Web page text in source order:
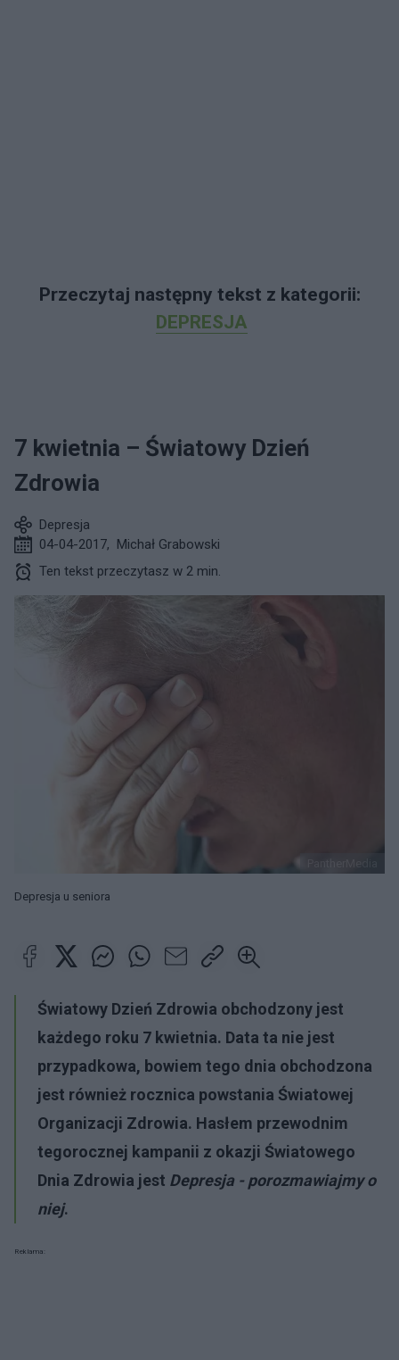
Przeczytaj następny tekst z kategorii:
DEPRESJA
7 kwietnia – Światowy Dzień
Zdrowia
Depresja
04-04-2017, Michał Grabowski
Ten tekst przeczytasz w 2 min.
PantherMedia
Depresja u seniora
Światowy Dzień Zdrowia obchodzony jest
każdego roku 7 kwietnia. Data ta nie jest
przypadkowa, bowiem tego dnia obchodzona
jest również rocznica powstania Światowej
Organizacji Zdrowia. Hasłem przewodnim
tegorocznej kampanii z okazji Światowego
Dnia Zdrowia jest Depresja - porozmawiajmy o
niej.
Reklama: